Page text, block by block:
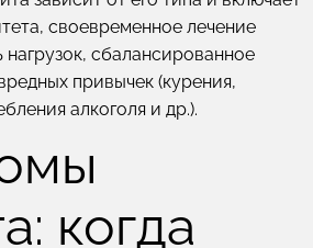
своевременное лечение
сбалансированное
привычек (курения,
алкоголя и др.).
когда